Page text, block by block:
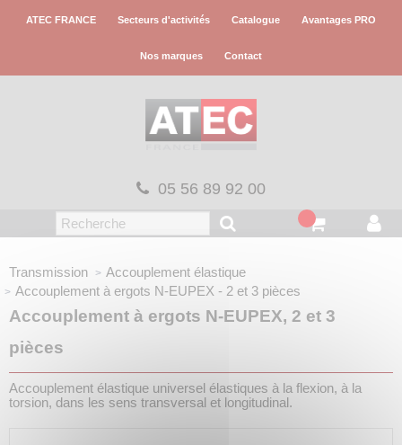
ATEC FRANCE Secteurs d'activités Catalogue Avantages PRO
Nos marques Contact
05 56 89 92 00
Transmission
Accouplement élastique
Accouplement à ergots N-EUPEX - 2 et 3 pièces
Accouplement à ergots N-EUPEX, 2 et 3
pièces
Accouplement élastique universel élastiques à la flexion, à la
torsion, dans les sens transversal et longitudinal.